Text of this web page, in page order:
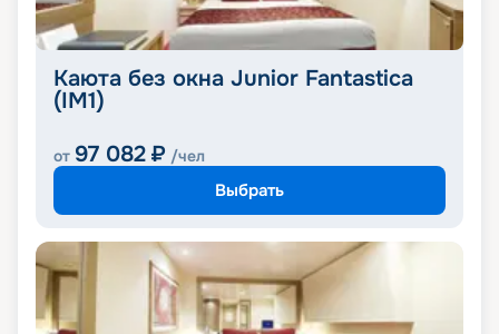
Каюта без окна Junior Fantastica
(IM1)
от 97 082 ₽ /чел
Выбрать